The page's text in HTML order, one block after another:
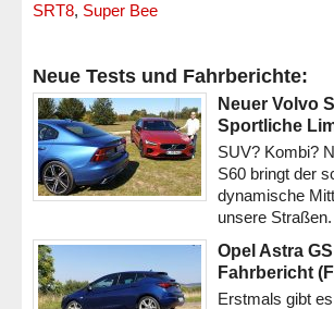
SRT8, Super Bee
Neue Tests und Fahrberichte:
Neuer Volvo
Sportliche
SUV? Kombi?
S60 bringt der
dynamische
unsere
Opel Astra
Fahrbericht
Erstmals gibt